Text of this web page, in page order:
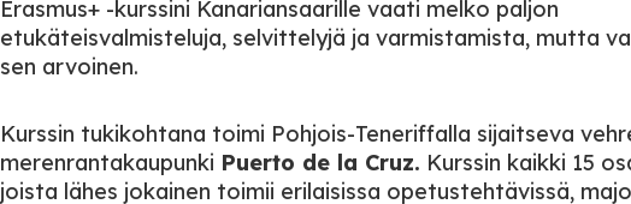
Erasmus+ -kurssini Kanariansaarille vaati melko paljon
etukäteisvalmisteluja, selvittelyjä ja varmistamista, mutta
sen arvoinen.
Kurssin tukikohtana toimi Pohjois-Teneriffalla sijaitseva
merenrantakaupunki Puerto de la Cruz. Kurssin kaikki 15
joista lähes jokainen toimii erilaisissa opetustehtävissä,